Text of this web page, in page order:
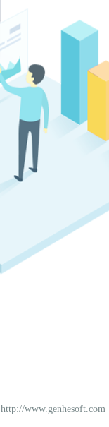
http://www.genhesoft.com